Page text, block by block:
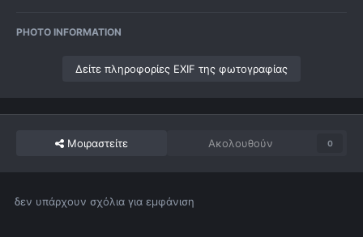
PHOTO INFORMATION
Δείτε πληροφορίες EXIF της φωτογραφίας
Μοιραστείτε Ακολουθούν 0
δεν υπάρχουν σχόλια για εμφάνιση